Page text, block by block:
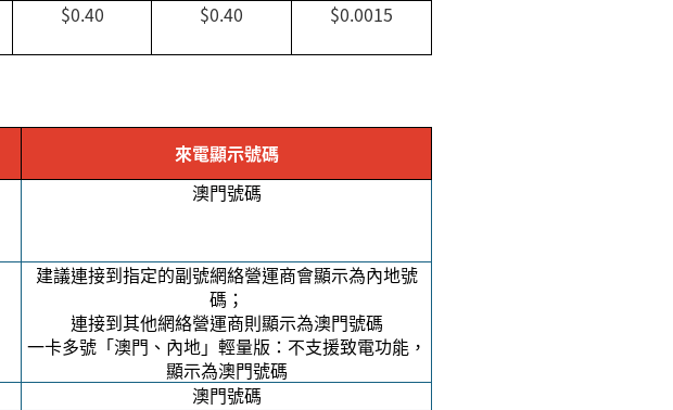
$0.40 $0.40 $0.0015
來電顯示號碼
澳門號碼
建議連接到指定的副號網絡營運商會顯示為內地號
碼；
連接到其他網絡營運商則顯示為澳門號碼
一卡多號「澳門、內地」輕量版：不支援致電功能，
顯示為澳門號碼
澳門號碼